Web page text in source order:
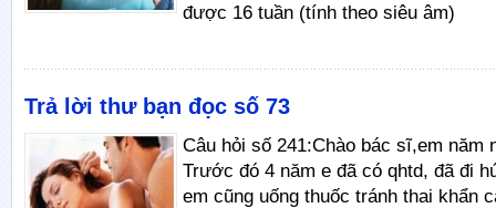
được 16 tuần (tính theo siêu âm)
Trả lời thư bạn đọc số 73
Câu hỏi số 241:Chào bác sĩ,em năm
Trước đó 4 năm e đã có qhtd, đã đi
em cũng uống thuốc tránh thai khẩn